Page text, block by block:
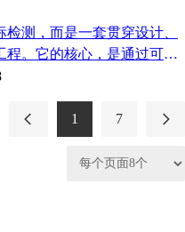
测，而是一套贯穿设计、
程。它的核心，是通过可预
消除在源头；它的价值，
1 7